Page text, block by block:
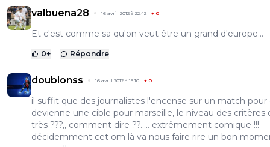
valbuena28 16 avril 2012 à 22:42 + 0
Et c'est comme sa qu'on veut être un grand d'europe...
0+ Répondre
doublonss 16 avril 2012 à 15:10 + 0
il suffit que des journalistes l'encense sur un match pour
devienne une cible pour marseille, le niveau des critères
très ???,, comment dire ??..... extrêmement comique !!!
décidemment cet om là va nous faire rire un bon